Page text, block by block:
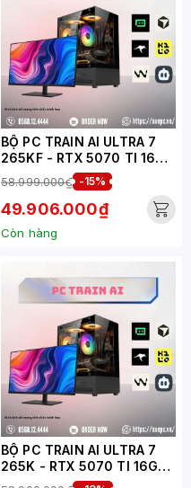
BỘ PC TRAIN AI ULTRA 7
265KF - RTX 5070 TI 16G
(XUEPC171-TA)
58.999.000₫ -15%
49.906.000₫
Còn hàng
BỘ PC TRAIN AI ULTRA 7
265K - RTX 5070 TI 16GB
(XUEPC311-TA)